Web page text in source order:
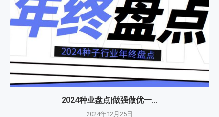
2024种业盘点|做强做优一...
2024年12月25日